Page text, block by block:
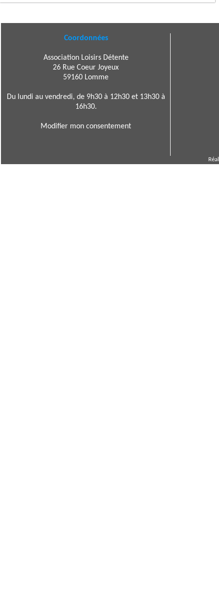
Coordonnées
Association Loisirs Détente
26 Rue Coeur Joyeux
59160 Lomme
Du lundi au vendredi, de 9h30 à 12h30 et 13h30 à
16h30.
Modifier mon consentement